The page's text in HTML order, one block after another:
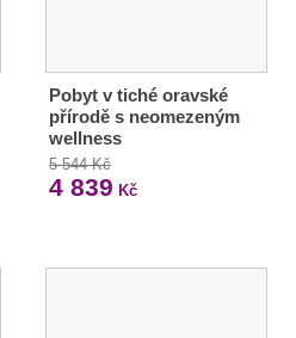
Pobyt v tiché oravské
přírodě s neomezeným
wellness
5 544 Kč
4 839 Kč